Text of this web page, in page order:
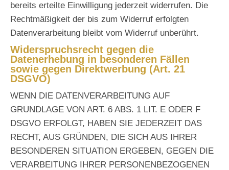
bereits erteilte Einwilligung jederzeit widerrufen. Die
Rechtmäßigkeit der bis zum Widerruf erfolgten
Datenverarbeitung bleibt vom Widerruf unberührt.
Widerspruchsrecht gegen die
Datenerhebung in besonderen Fällen
sowie gegen Direktwerbung (Art. 21
DSGVO)
WENN DIE DATENVERARBEITUNG AUF
GRUNDLAGE VON ART. 6 ABS. 1 LIT. E ODER F
DSGVO ERFOLGT, HABEN SIE JEDERZEIT DAS
RECHT, AUS GRÜNDEN, DIE SICH AUS IHRER
BESONDEREN SITUATION ERGEBEN, GEGEN DIE
VERARBEITUNG IHRER PERSONENBEZOGENEN